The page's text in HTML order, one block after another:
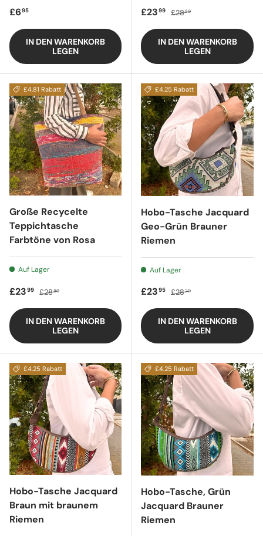
Regulärer Preis
£695
IN DEN WARENKORB
LEGEN
Verkaufspreis
£2399 Regulärer Preis
£2880
IN DEN WARENKORB
LEGEN
£4.81 Rabatt
Große Recycelte
Teppichtasche
Farbtöne von Rosa
Auf Lager
Verkaufspreis
£2399 Regulärer Preis
£2880
IN DEN WARENKORB
LEGEN
£4.25 Rabatt
Hobo-Tasche Jacquard
Geo-Grün Brauner
Riemen
Auf Lager
Verkaufspreis
£2395 Regulärer Preis
£2820
IN DEN WARENKORB
LEGEN
£4.25 Rabatt
Hobo-Tasche Jacquard
Braun mit braunem
Riemen
£4.25 Rabatt
Hobo-Tasche, Grün
Jacquard Brauner
Riemen